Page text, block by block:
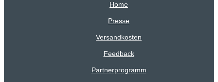
Home
Presse
Versandkosten
Feedback
Partnerprogramm